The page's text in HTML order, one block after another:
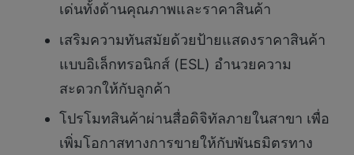
เด่นทั้งด้านคุณภาพและราคาสินค้า
เสริมความทันสมัยด้วยป้ายแสดงราคาสินค้า
แบบอิเล็กทรอนิกส์ (ESL) อำนวยความ
สะดวกให้กับลูกค้า
โปรโมทสินค้าผ่านสื่อดิจิทัลภายในสาขา เพื่อ
เพิ่มโอกาสทางการขายให้กับพันธมิตรทาง